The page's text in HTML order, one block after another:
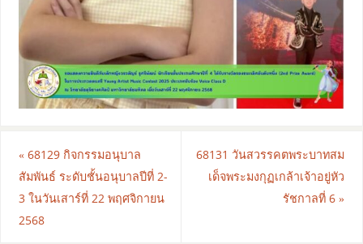
«68129 กิจกรรมอนุบาล
สัมพันธ์ ระดับชั้นอนุบาลปีที่ 2-
3 ในวันเสาร์ที่ 22 พฤศจิกายน
2568
68131 วันสวรรคตพระบาทสม
เด็จพระมงกุฏเกล้าเจ้าอยู่หัว
รัชกาลที่ 6»